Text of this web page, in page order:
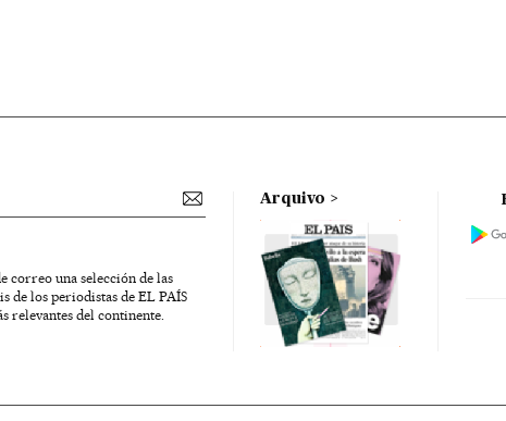
correo una selección de las
de los periodistas de EL PAÍS
relevantes del continente.
Arquivo